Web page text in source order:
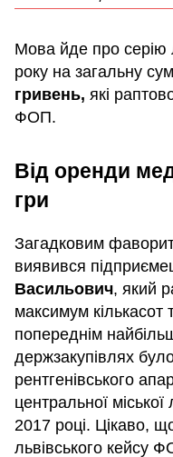
Мова йде про серію
року на загальну
гривень, які
ФОП.
Від оренди
гри
Загадковим
виявився
Васильович, який
максимум кількасот
попереднім
держзакупівлях
рентгенівського
центральної
2017 році. Цікаво,
львівського кейсу